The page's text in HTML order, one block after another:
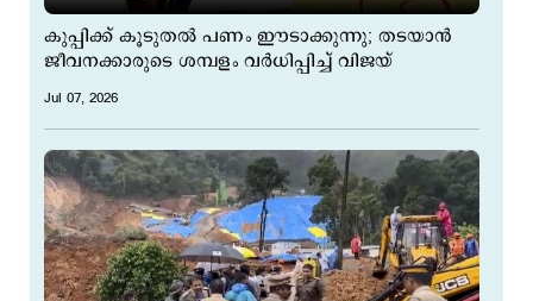
കുപ്പിക്ക് കൂടുതല്‍ പണം ഈടാക്കുന്നു; തടയാന്‍
ജീവനക്കാരുടെ ശമ്പളം വര്‍ധിപ്പിച്ച് വിജയ്
Jul 07, 2026